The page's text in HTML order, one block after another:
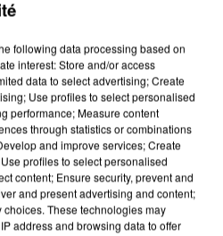
following data processing based on
interest: Store and/or access
data to select advertising; Create
Use profiles to select personalised
performance; Measure content
through statistics or combinations
and improve services; Create
profiles to select personalised
content; Ensure security, prevent and
and present advertising and content;
These technologies may
address and browsing data to offer